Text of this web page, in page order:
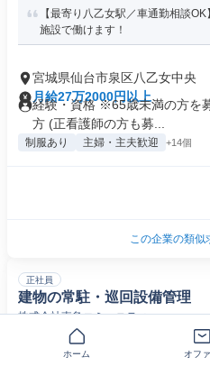
【最寄り八乙女駅／車通勤相談
施設で働けます！
宮城県仙台市泉区八乙女中央
月給27万2000円以上
経験・資格 ※65歳未満の方を
方 (正看護師の方も募...
制服あり 主婦・主夫歓迎 +14個
この企業の類似
正社員
建物の常駐・巡回設備管理
株式会社東急コミュニティー
【大手不動産グループ企業で安定
勤のみ・夜勤宿直なし/昇給・賞...
ホーム オフ